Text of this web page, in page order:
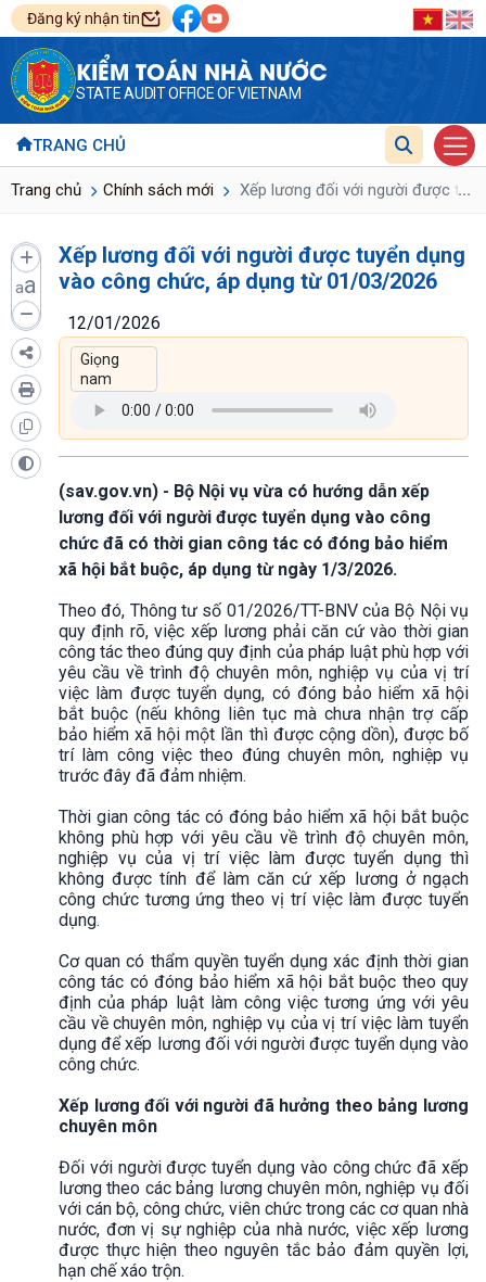
Đăng ký nhận tin
KIỂM TOÁN NHÀ NƯỚC
STATE AUDIT OFFICE OF VIETNAM
TRANG CHỦ
Trang chủ Chính sách mới Xếp lương đối với người được ...
aa
Xếp lương đối với người được tuyển dụng
vào công chức, áp dụng từ 01/03/2026
12/01/2026
(sav.gov.vn) - Bộ Nội vụ vừa có hướng dẫn xếp
lương đối với người được tuyển dụng vào công
chức đã có thời gian công tác có đóng bảo hiểm
xã hội bắt buộc, áp dụng từ ngày 1/3/2026.
Theo đó, Thông tư số 01/2026/TT-BNV của Bộ Nội vụ
quy định rõ, việc xếp lương phải căn cứ vào thời gian
công tác theo đúng quy định của pháp luật phù hợp với
yêu cầu về trình độ chuyên môn, nghiệp vụ của vị trí
việc làm được tuyển dụng, có đóng bảo hiểm xã hội
bắt buộc (nếu không liên tục mà chưa nhận trợ cấp
bảo hiểm xã hội một lần thì được cộng dồn), được bố
trí làm công việc theo đúng chuyên môn, nghiệp vụ
trước đây đã đảm nhiệm.
Thời gian công tác có đóng bảo hiểm xã hội bắt buộc
không phù hợp với yêu cầu về trình độ chuyên môn,
nghiệp vụ của vị trí việc làm được tuyển dụng thì
không được tính để làm căn cứ xếp lương ở ngạch
công chức tương ứng theo vị trí việc làm được tuyển
dụng.
Cơ quan có thẩm quyền tuyển dụng xác định thời gian
công tác có đóng bảo hiểm xã hội bắt buộc theo quy
định của pháp luật làm công việc tương ứng với yêu
cầu về chuyên môn, nghiệp vụ của vị trí việc làm tuyển
dụng để xếp lương đối với người được tuyển dụng vào
công chức.
Xếp lương đối với người đã hưởng theo bảng lương
chuyên môn
Đối với người được tuyển dụng vào công chức đã xếp
lương theo các bảng lương chuyên môn, nghiệp vụ đối
với cán bộ, công chức, viên chức trong các cơ quan nhà
nước, đơn vị sự nghiệp của nhà nước, việc xếp lương
được thực hiện theo nguyên tắc bảo đảm quyền lợi,
hạn chế xáo trộn.